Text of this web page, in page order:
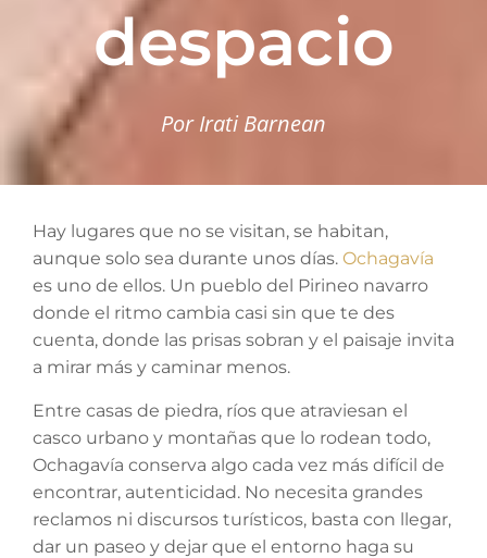
despacio
Por Irati Barnean
Hay lugares que no se visitan, se habitan,
aunque solo sea durante unos días. Ochagavía
es uno de ellos. Un pueblo del Pirineo navarro
donde el ritmo cambia casi sin que te des
cuenta, donde las prisas sobran y el paisaje invita
a mirar más y caminar menos.
Entre casas de piedra, ríos que atraviesan el
casco urbano y montañas que lo rodean todo,
Ochagavía conserva algo cada vez más difícil de
encontrar, autenticidad. No necesita grandes
reclamos ni discursos turísticos, basta con llegar,
dar un paseo y dejar que el entorno haga su